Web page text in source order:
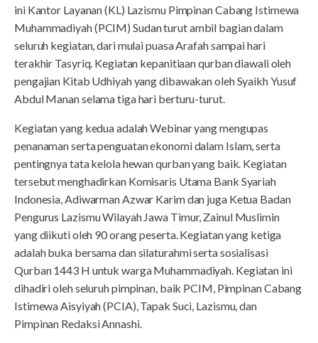
ini Kantor Layanan (KL) Lazismu Pimpinan Cabang Istimewa
Muhammadiyah (PCIM) Sudan turut ambil bagian dalam
seluruh kegiatan, dari mulai puasa Arafah sampai hari
terakhir Tasyriq. Kegiatan kepanitiaan qurban diawali oleh
pengajian Kitab Udhiyah yang dibawakan oleh Syaikh Yusuf
Abdul Manan selama tiga hari berturu-turut.
Kegiatan yang kedua adalah Webinar yang mengupas
penanaman serta penguatan ekonomi dalam Islam, serta
pentingnya tata kelola hewan qurban yang baik. Kegiatan
tersebut menghadirkan Komisaris Utama Bank Syariah
Indonesia, Adiwarman Azwar Karim dan juga Ketua Badan
Pengurus Lazismu Wilayah Jawa Timur, Zainul Muslimin
yang diikuti oleh 90 orang peserta. Kegiatan yang ketiga
adalah buka bersama dan silaturahmi serta sosialisasi
Qurban 1443 H untuk warga Muhammadiyah. Kegiatan ini
dihadiri oleh seluruh pimpinan, baik PCIM, Pimpinan Cabang
Istimewa Aisyiyah (PCIA), Tapak Suci, Lazismu, dan
Pimpinan Redaksi Annashi.